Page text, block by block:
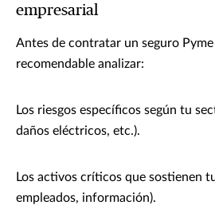
empresarial
Antes de contratar un seguro Pyme
recomendable analizar:
Los riesgos específicos según tu
daños eléctricos, etc.).
Los activos críticos que sostienen
empleados, información).